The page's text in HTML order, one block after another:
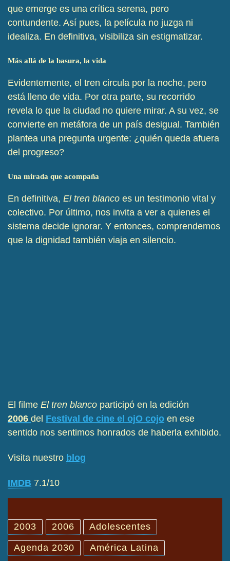
que emerge es una crítica serena, pero
contundente. Así pues, la película no juzga ni
idealiza. En definitiva, visibiliza sin estigmatizar.
Más allá de la basura, la vida
Evidentemente, el tren circula por la noche, pero
está lleno de vida. Por otra parte, su recorrido
revela lo que la ciudad no quiere mirar. A su vez, se
convierte en metáfora de un país desigual. También
plantea una pregunta urgente: ¿quién queda afuera
del progreso?
Una mirada que acompaña
En definitiva, El tren blanco es un testimonio vital y
colectivo. Por último, nos invita a ver a quienes el
sistema decide ignorar. Y entonces, comprendemos
que la dignidad también viaja en silencio.
El filme El tren blanco participó en la edición
2006 del Festival de cine el ojO cojo en ese
sentido nos sentimos honrados de haberla exhibido.
Visita nuestro blog
IMDB 7.1/10
2003 2006 Adolescentes
Agenda 2030 América Latina